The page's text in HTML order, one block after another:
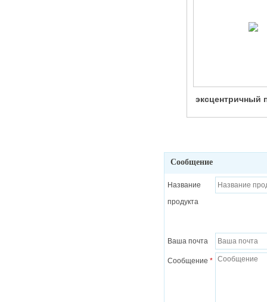
эксцентричный
Сообщение
Название
продукта
Ваша почта
Сообщение *